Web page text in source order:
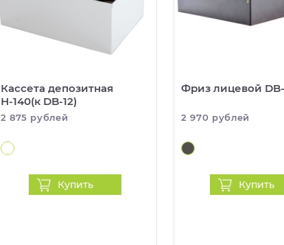
Кассета депозитная
Н-140(к DB-12)
2 875 рублей
Купить
Фриз лицевой
2 970 рублей
Купить